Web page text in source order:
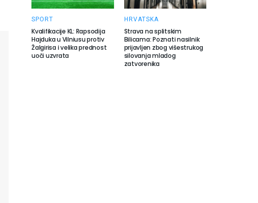
SPORT
Kvalifikacije KL: Rapsodija
Hajduka u Vilniusu protiv
Žalgirisa i velika prednost
uoči uzvrata
HRVATSKA
Strava na splitskim
Bilicama: Poznati nasilnik
prijavljen zbog višestrukog
silovanja mladog
zatvorenika